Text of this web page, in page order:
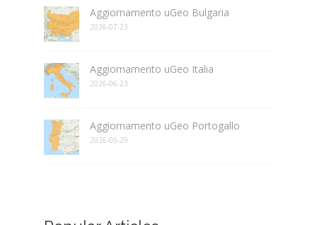
Aggiornamento uGeo Bulgaria
2026-07-23
Aggiornamento uGeo Italia
2026-06-23
Aggiornamento uGeo Portogallo
2026-05-29